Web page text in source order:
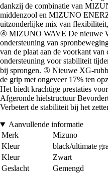
dankzij de combinatie van
middenzool en MIZUNO
uitzonderlijke mix van
④ MIZUNO WAVE De nieuwe
ondersteuning van
van de plaat aan de voorkant van
ondersteuning voor stabiliteit
bij sprongen. ⑤ Nieuwe XG-
de grip met ongeveer 17% ten
Het biedt krachtige prestaties
Afgeronde hielstructuur
Verbetert de stabiliteit bij het
Aanvullende informatie
Merk
Mizuno
Kleur
black/ultimate
Kleur
Zwart
Geslacht
Gemengd